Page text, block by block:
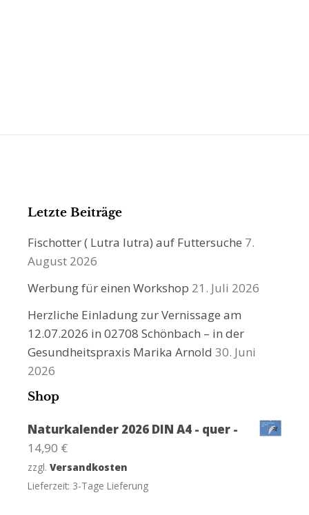
Letzte Beiträge
Fischotter ( Lutra lutra) auf Futtersuche 7.
August 2026
Werbung für einen Workshop 21. Juli 2026
Herzliche Einladung zur Vernissage am
12.07.2026 in 02708 Schönbach – in der
Gesundheitspraxis Marika Arnold 30. Juni
2026
Shop
Naturkalender 2026 DIN A4 - quer -
14,90 €
zzgl. Versandkosten
Lieferzeit: 3-Tage Lieferung